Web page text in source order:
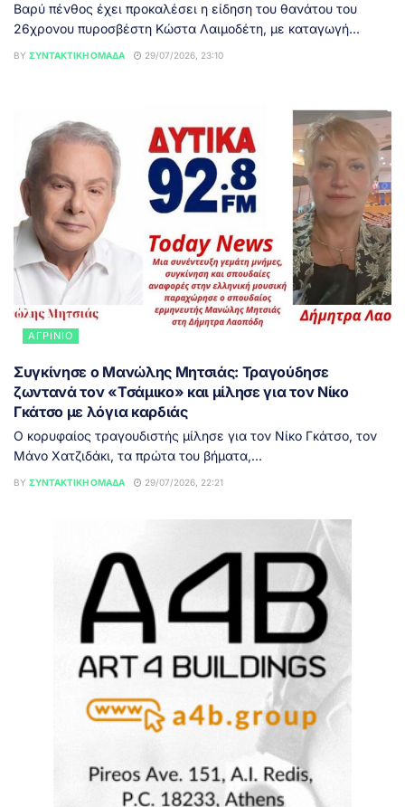
Βαρύ πένθος έχει προκαλέσει η είδηση του θανάτου του
26χρονου πυροσβέστη Κώστα Λαιμοδέτη, με καταγωγή...
BY ΣΥΝΤΑΚΤΙΚΉ ΟΜΆΔΑ 29/07/2026, 23:10
ΑΓΡΊΝΙΟ
Συγκίνησε ο Μανώλης Μητσιάς: Τραγούδησε
ζωντανά τον «Τσάμικο» και μίλησε για τον Νίκο
Γκάτσο με λόγια καρδιάς
Ο κορυφαίος τραγουδιστής μίλησε για τον Νίκο Γκάτσο, τον
Μάνο Χατζιδάκι, τα πρώτα του βήματα,...
BY ΣΥΝΤΑΚΤΙΚΉ ΟΜΆΔΑ 29/07/2026, 22:21